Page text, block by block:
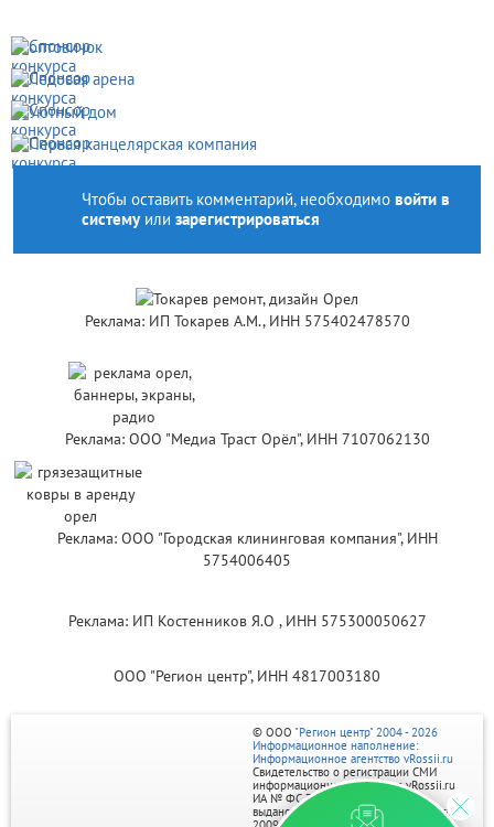
Чтобы оставить комментарий, необходимо войти в
системуили зарегистрироваться
Реклама: ИП Токарев А.М., ИНН 575402478570
Реклама: ООО "Медиа Траст Орёл", ИНН 7107062130
Реклама: ООО "Городская клининговая компания", ИНН
5754006405
Реклама: ИП Костенников Я.О , ИНН 575300050627
ООО "Регион центр", ИНН 4817003180
© ООО "Регион центр" 2004 - 2026
Информационное наполнение:
Информационное агентство vRossii.ru
Свидетельство о регистрации СМИ
информационного агентства vRossii.ru
ИА № ФС 77‑35502
выдано РОСКОМНАДЗОРом 04 марта